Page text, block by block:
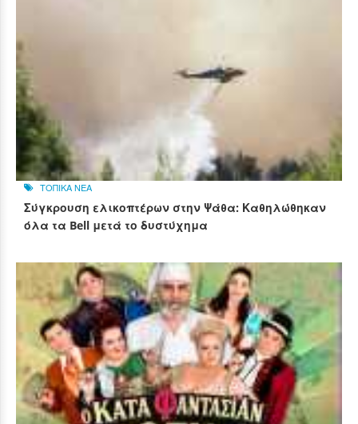
ΤΟΠΙΚΑ ΝΕΑ
Σύγκρουση ελικοπτέρων στην Ψάθα: Καθηλώθηκαν
όλα τα Bell μετά το δυστύχημα